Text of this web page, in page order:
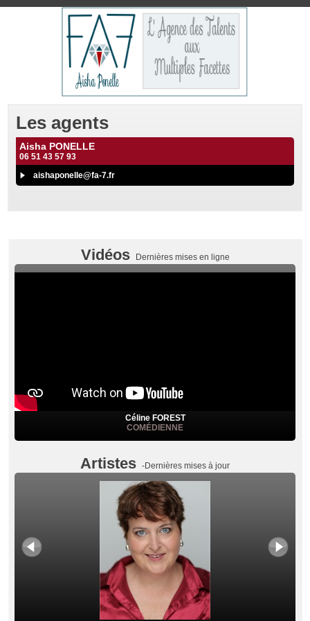
Les agents
Aisha PONELLE
06 51 43 57 93
aishaponelle@fa-7.fr
Vidéos Dernières mises en ligne
Céline FOREST
COMÉDIENNE
Artistes -Dernières mises à jour